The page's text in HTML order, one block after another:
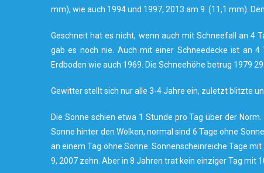
mm), wie auch 1994 und 1997, 2013 am 9. (11,1 mm).
Geschneit hat es nicht, wenn auch mit Schneefall an 4
gab es noch nie. Auch mit einer Schneedecke ist an
Erdboden wie auch 1969. Die Schneehöhe betrug 1979
Gewitter stellt sich nur alle 3-4 Jahre ein, zuletzt blitzte
Die Sonne schien etwa 1 Stunde pro Tag über der
Sonne hinter den Wolken, normal sind 6 Tage ohne
an einem Tag ohne Sonne. Sonnenscheinreiche Tage
9, 2007 zehn. Aber in 8 Jahren trat kein einziger Tag mit